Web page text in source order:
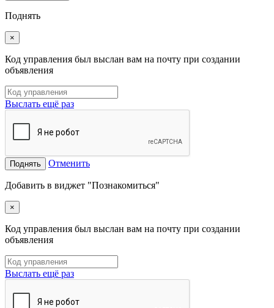
Поднять
×
Код управления был выслан вам на почту при создании
объявления
Выслать ещё раз
Поднять Отменить
Добавить в виджет "Познакомиться"
×
Код управления был выслан вам на почту при создании
объявления
Выслать ещё раз